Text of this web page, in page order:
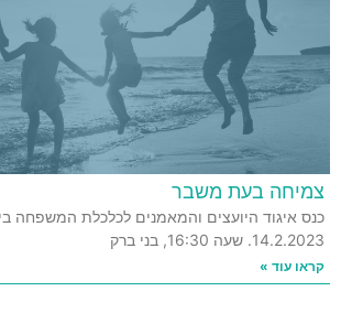
צמיחה בעת משבר
כנס איגוד היועצים והמאמנים לכלכלת המשפחה
14.2.2023. שעה 16:30, בני ברק
קראו עוד »